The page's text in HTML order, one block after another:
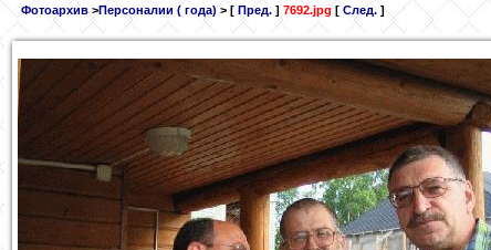
Фотоархив >Персоналии ( года) > [ Пред.] 7692.jpg [ След. ]